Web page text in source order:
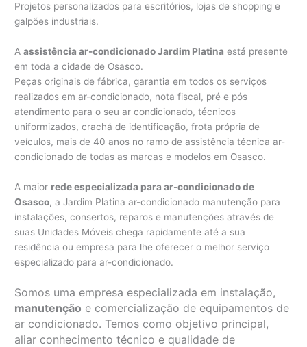
Projetos personalizados para escritórios, lojas de shopping e
galpões industriais.
Aassistência ar-condicionado Jardim Platina está presente
em toda a cidade de Osasco.
Peças originais de fábrica, garantia em todos os serviços
realizados em ar-condicionado, nota fiscal, pré e pós
atendimento para o seu ar condicionado, técnicos
uniformizados, crachá de identificação, frota própria de
veículos, mais de 40 anos no ramo de assistência técnica ar-
condicionado de todas as marcas e modelos em Osasco.
A maior rede especializada para ar-condicionado de
Osasco, a Jardim Platina ar-condicionado manutenção para
instalações, consertos, reparos e manutenções através de
suas Unidades Móveis chega rapidamente até a sua
residência ou empresa para lhe oferecer o melhor serviço
especializado para ar-condicionado.
Somos uma empresa especializada em instalação,
manutenção e comercialização de equipamentos de
ar condicionado. Temos como objetivo principal,
aliar conhecimento técnico e qualidade de